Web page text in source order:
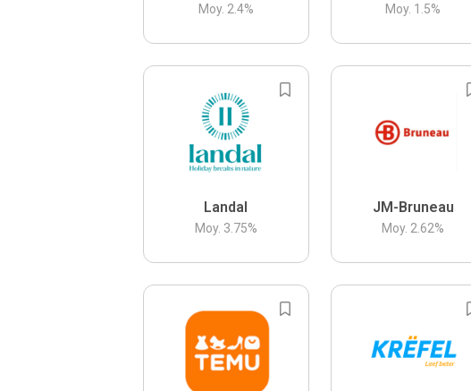
Moy. 2.4% Moy. 1.5%
Landal
Moy. 3.75%
JM-Bruneau
Moy. 2.62%